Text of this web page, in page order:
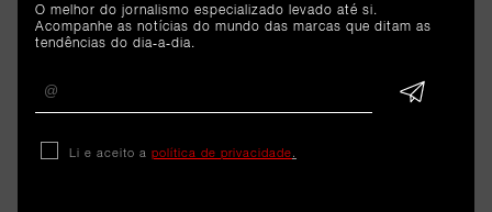
ARTIGOS
RELACIONADOS
O melhor do jornalismo especializado levado até si.
Acompanhe as notícias do mundo das marcas que ditam as
tendências do dia-a-dia.
Li e aceito a política de privacidade.